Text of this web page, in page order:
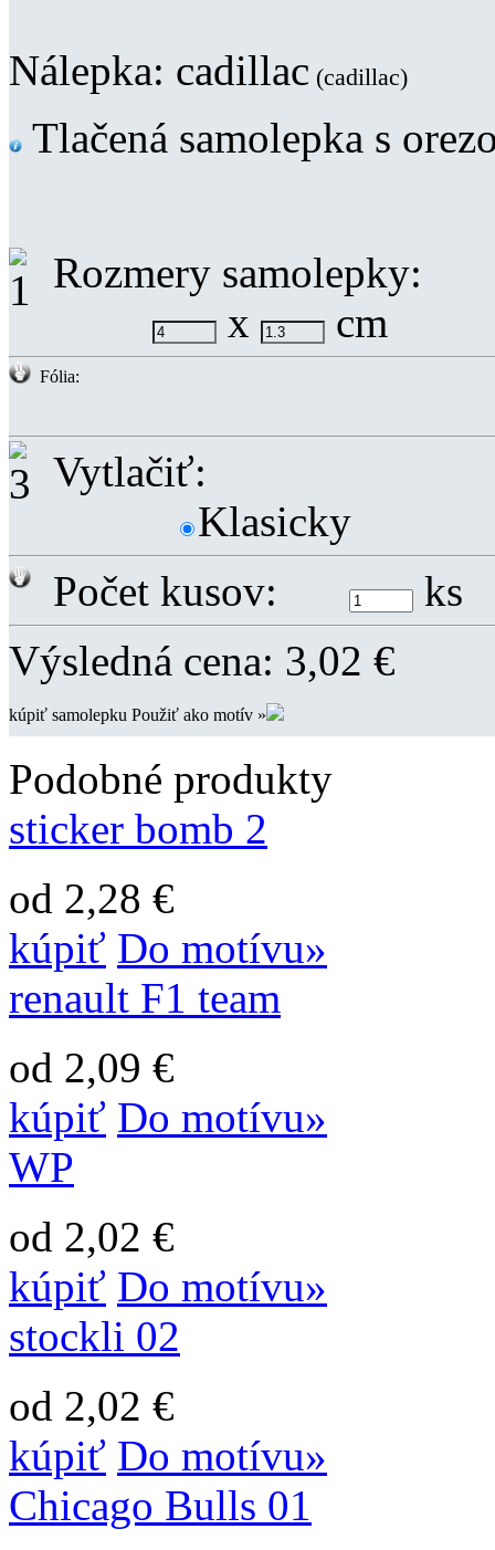
Nálepka: cadillac (cadillac)
Tlačená samolepka s
Rozmery samolepky:
x
cm
Fólia:
Vytlačiť:
Klasicky
Počet kusov:
ks
Výsledná cena: 3,02 €
kúpiť samolepku Použiť ako motív »
Podobné produkty
sticker bomb 2
od 2,28 €
kúpiť Do motívu»
renault F1 team
od 2,09 €
kúpiť Do motívu»
WP
od 2,02 €
kúpiť Do motívu»
stockli 02
od 2,02 €
kúpiť Do motívu»
Chicago Bulls 01